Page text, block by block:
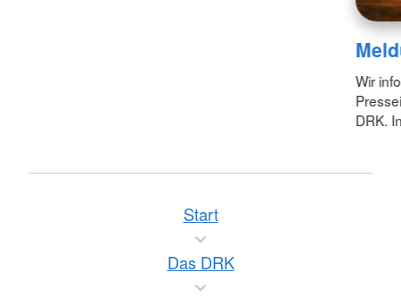
Wir
DRK.
Start
Das DRK